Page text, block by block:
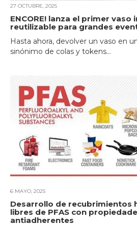
27 OCTUBRE, 2025
ENCORE! lanza el primer vaso
reutilizable para grandes
Hasta ahora, devolver un vaso en
sinónimo de colas y tokens...
6 MAYO, 2025
Desarrollo de recubrimientos
libres de PFAS con
antiadherentes